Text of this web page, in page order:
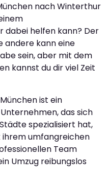
nach Winterthur
dabei helfen kann? Der
andere kann eine
sein, aber mit dem
kannst du dir viel Zeit
ist ein
das sich
spezialisiert hat,
umfangreichen
Team
Umzug reibungslos